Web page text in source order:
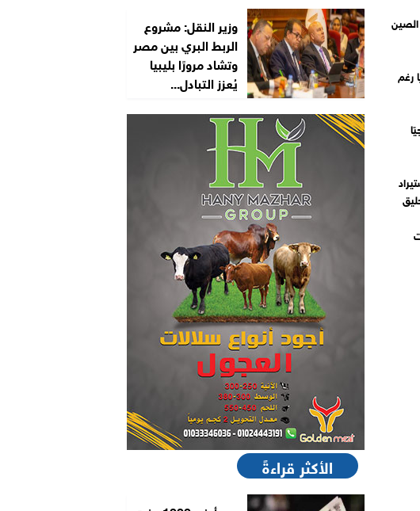
الصين
رغم
وزير النقل: مشروع
الربط البري بين مصر
وتشاد مرورًا بليبيا
يُعزز التبادل...
الأكثر قراءةً